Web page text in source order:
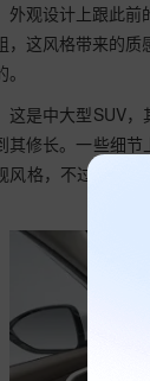
外观设计上跟此前
，这风格带来的
这是中大型SUV
其修长。一些细
风格，不过多说